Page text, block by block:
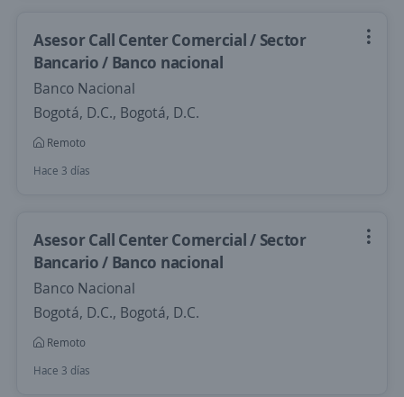
Asesor Call Center Comercial / Sector
Bancario / Banco nacional
Banco Nacional
Bogotá, D.C., Bogotá, D.C.
Remoto
Hace 3 días
Asesor Call Center Comercial / Sector
Bancario / Banco nacional
Banco Nacional
Bogotá, D.C., Bogotá, D.C.
Remoto
Hace 3 días